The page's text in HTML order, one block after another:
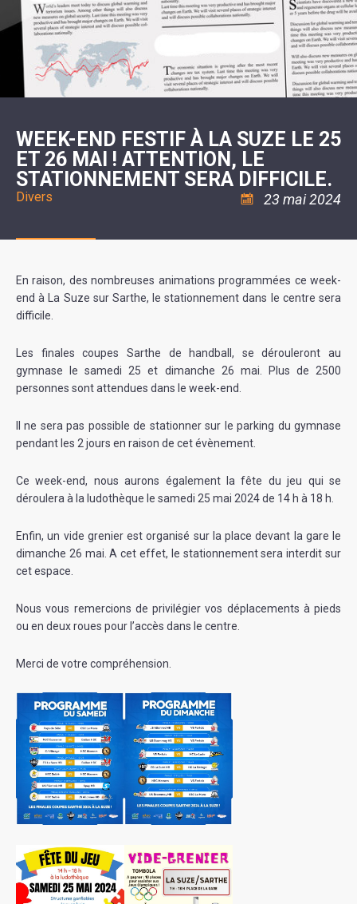
20ÈME
SIÈCLE
RÉUNIONS
DU
CONSEIL
MUNICIPAL
ARRÊTÉS
DÉCISIONS
MAIRE
DE
LA
MINORITÉ
LES
ÉCOLES
COLLÈGE
ESPACE
JEUNES
11
ANS
ASSOCIATION
COULÉE
DOUCE
ENVIRONNEMENT
L'EAU
L'ASSAINISSEMENT
RÉSIDENCE
AUTONOMIE
LA
POLICE
MUNICIPALE
SÉCURITÉ
RISQUES
SANTÉ/COMMERCES/ARTISANS
MUSIQUE
L'ÉCOLE
COMMUNAUTAIRE
DANSE
PISCINE
VOIE
VERTE
VISITES
DÉCOUVERTES
LES
RANDONNÉES
LE
CAMPING-
CARS
TENTES
ET
CARAVANES
LA
HALTE
À
WEEK-END FESTIF À LA SUZE LE 25
ET 26 MAI ! ATTENTION, LE
STATIONNEMENT SERA DIFFICILE.
Divers 23 mai 2024
En raison, des nombreuses animations programmées ce week-
end à La Suze sur Sarthe, le stationnement dans le centre sera
difficile.
Les finales coupes Sarthe de handball, se dérouleront au
gymnase le samedi 25 et dimanche 26 mai. Plus de 2500
personnes sont attendues dans le week-end.
Il ne sera pas possible de stationner sur le parking du gymnase
pendant les 2 jours en raison de cet évènement.
Ce week-end, nous aurons également la fête du jeu qui se
déroulera à la ludothèque le samedi 25 mai 2024 de 14 h à 18 h.
Enfin, un vide grenier est organisé sur la place devant la gare le
dimanche 26 mai. A cet effet, le stationnement sera interdit sur
cet espace.
Nous vous remercions de privilégier vos déplacements à pieds
ou en deux roues pour l’accès dans le centre.
Merci de votre compréhension.